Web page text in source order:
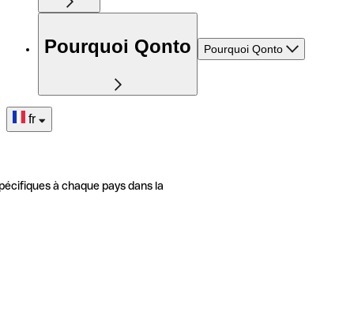
Pourquoi Qonto Pourquoi Qonto
fr
à chaque pays dans la